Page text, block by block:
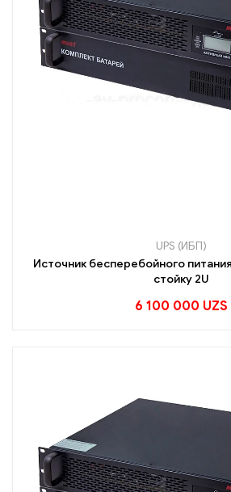
UPS (ИБП)
Источник бесперебойного питания
стойку 2U
6 100 000 UZS